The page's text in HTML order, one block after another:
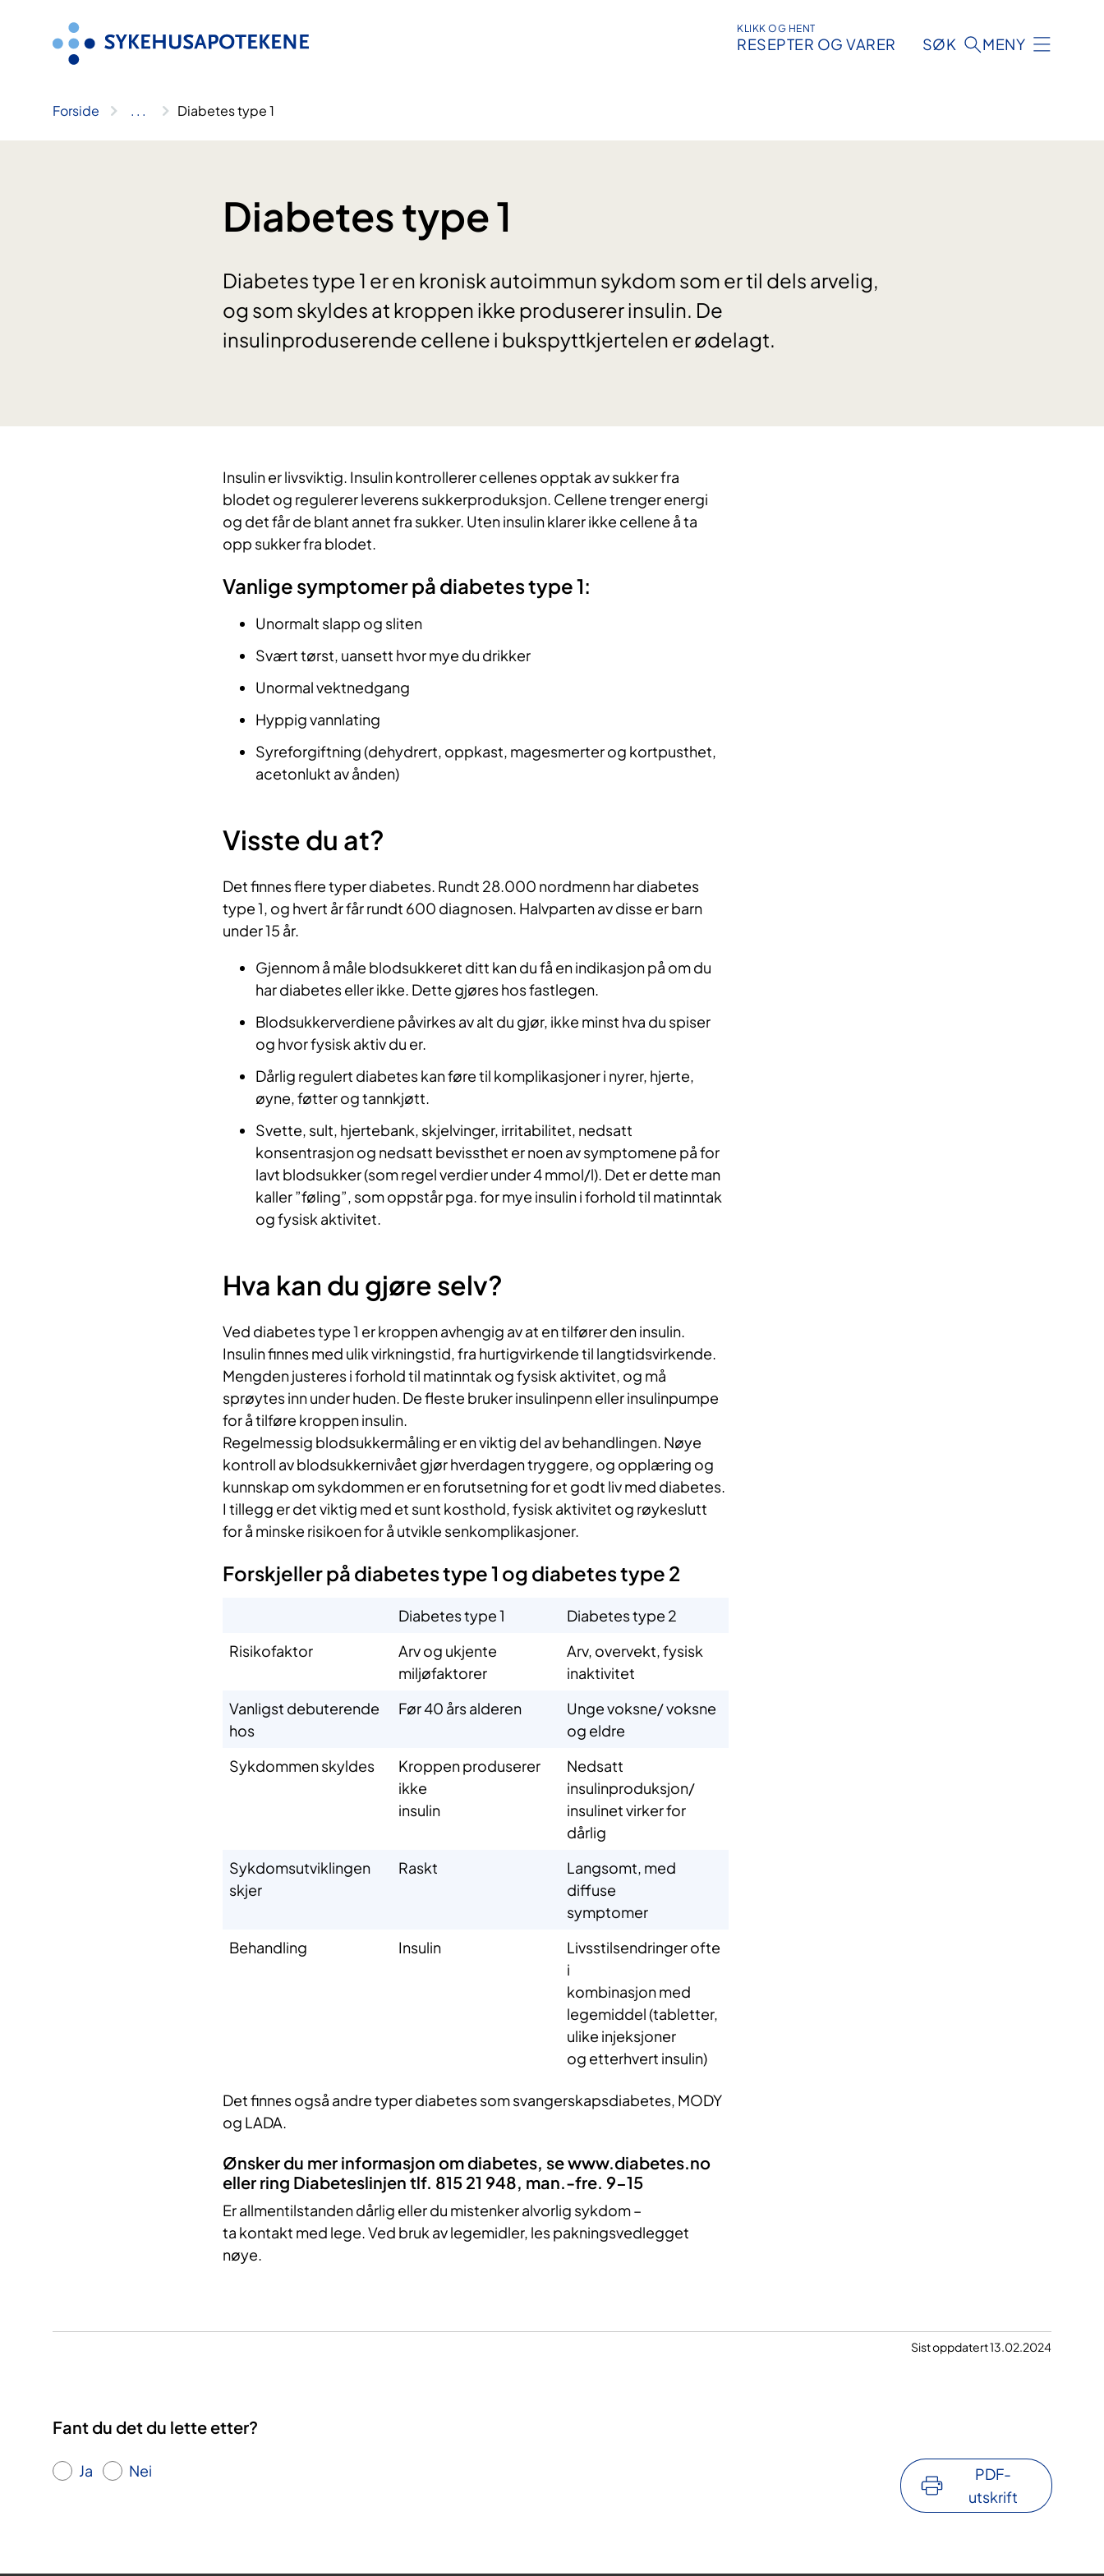
KLIKK OG HENT
RESEPTER OG VARER SØK MENY
Forside .. . Diabetes type 1
Diabetes type 1
Diabetes type 1 er en kronisk autoimmun sykdom som er til dels arvelig,
og som skyldes at kroppen ikke produserer insulin. De
insulinproduserende cellene i bukspyttkjertelen er ødelagt.
Insulin er livsviktig. Insulin kontrollerer cellenes opptak av sukker fra
blodet og regulerer leverens sukkerproduksjon. Cellene trenger energi
og det får de blant annet fra sukker. Uten insulin klarer ikke cellene å ta
opp sukker fra blodet.
Vanlige symptomer på diabetes type 1:
Unormalt slapp og sliten
Svært tørst, uansett hvor mye du drikker
Unormal vektnedgang
Hyppig vannlating
Syreforgiftning (dehydrert, oppkast, magesmerter og kortpusthet,
acetonlukt av ånden)
Visste du at?
Det finnes flere typer diabetes. Rundt 28.000 nordmenn har diabetes
type 1, og hvert år får rundt 600 diagnosen. Halvparten av disse er barn
under 15 år.
Gjennom å måle blodsukkeret ditt kan du få en indikasjon på om du
har diabetes eller ikke. Dette gjøres hos fastlegen.
Blodsukkerverdiene påvirkes av alt du gjør, ikke minst hva du spiser
og hvor fysisk aktiv du er.
Dårlig regulert diabetes kan føre til komplikasjoner i nyrer, hjerte,
øyne, føtter og tannkjøtt.
Svette, sult, hjertebank, skjelvinger, irritabilitet, nedsatt
konsentrasjon og nedsatt bevissthet er noen av symptomene på for
lavt blodsukker (som regel verdier under 4 mmol/l). Det er dette man
kaller ”føling”, som oppstår pga. for mye insulin i forhold til matinntak
og fysisk aktivitet.
Hva kan du gjøre selv?
Ved diabetes type 1 er kroppen avhengig av at en tilfører den insulin.
Insulin finnes med ulik virkningstid, fra hurtigvirkende til langtidsvirkende.
Mengden justeres i forhold til matinntak og fysisk aktivitet, og må
sprøytes inn under huden. De fleste bruker insulinpenn eller insulinpumpe
for å tilføre kroppen insulin.
Regelmessig blodsukkermåling er en viktig del av behandlingen. Nøye
kontroll av blodsukkernivået gjør hverdagen tryggere, og opplæring og
kunnskap om sykdommen er en forutsetning for et godt liv med diabetes.
I tillegg er det viktig med et sunt kosthold, fysisk aktivitet og røykeslutt
for å minske risikoen for å utvikle senkomplikasjoner.
Forskjeller på diabetes type 1 og diabetes type 2
Diabetes type 1
Diabetes type 2
Risikofaktor
Arv og ukjente
miljøfaktorer
Arv, overvekt, fysisk
inaktivitet
Vanligst debuterende
hos
Før 40 års alderen
Unge voksne/ voksne
og eldre
Sykdommen skyldes
Kroppen produserer
ikke
insulin
Nedsatt
insulinproduksjon/
insulinet virker for
dårlig
Sykdomsutviklingen
skjer
Raskt
Langsomt, med
diffuse
symptomer
Behandling
Insulin
Livsstilsendringer ofte
i
kombinasjon med
legemiddel (tabletter,
ulike injeksjoner
og etterhvert insulin)
Det finnes også andre typer diabetes som svangerskapsdiabetes, MODY
og LADA.
Ønsker du mer informasjon om diabetes, se www.diabetes.no
eller ring Diabeteslinjen tlf. 815 21 948, man.-fre. 9-15
Er allmentilstanden dårlig eller du mistenker alvorlig sykdom –
ta kontakt med lege. Ved bruk av legemidler, les pakningsvedlegget
nøye.
Sist oppdatert 13.02.2024
Fant du det du lette etter?
Ja Nei
PDF-
utskrift